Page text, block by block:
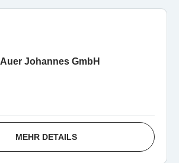
Auer Johannes GmbH
MEHR DETAILS